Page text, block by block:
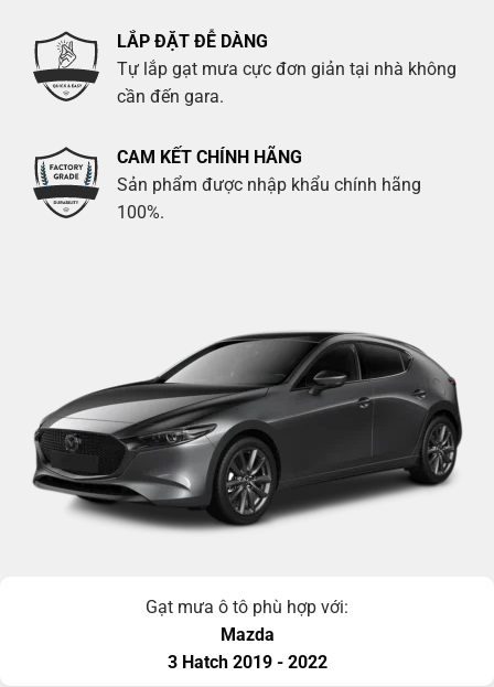
LẮP ĐẶT ĐỄ DÀNG
Tự lắp gạt mưa cực đơn giản tại nhà không
cần đến gara.
CAM KẾT CHÍNH HÃNG
Sản phẩm được nhập khẩu chính hãng
100%.
Gạt mưa ô tô phù hợp với:
Mazda
3 Hatch 2019 - 2022